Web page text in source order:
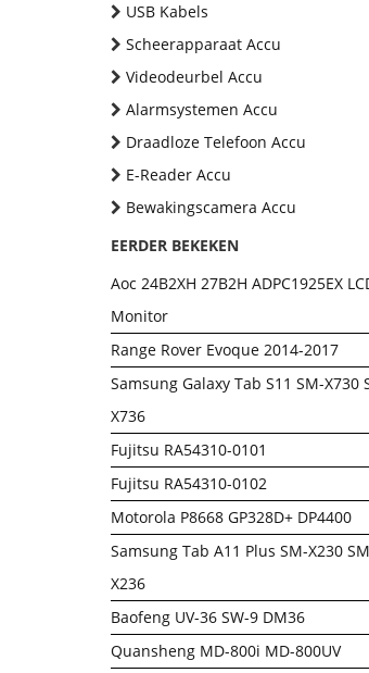
USB Kabels
Scheerapparaat Accu
Videodeurbel Accu
Alarmsystemen Accu
Draadloze Telefoon Accu
E-Reader Accu
Bewakingscamera Accu
EERDER BEKEKEN
Aoc 24B2XH 27B2H ADPC1925EX
Monitor
Range Rover Evoque 2014-2017
Samsung Galaxy Tab S11 SM-X730
X736
Fujitsu RA54310-0101
Fujitsu RA54310-0102
Motorola P8668 GP328D+ DP4400
Samsung Tab A11 Plus SM-X230
X236
Baofeng UV-36 SW-9 DM36
Quansheng MD-800i MD-800UV